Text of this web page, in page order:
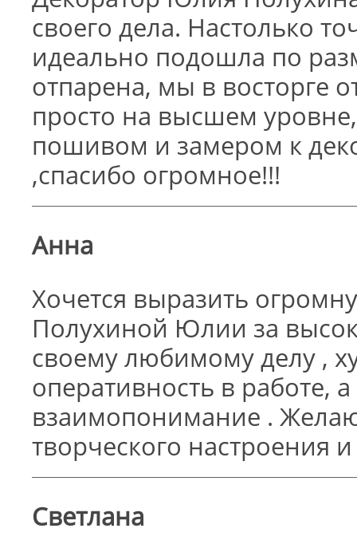
своего дела. Настолько
идеально подошла по
отпарена, мы в восторге
просто на высшем
пошивом и замером к
,спасибо огромное!!!
Анна
Хочется выразить
Полухиной Юлии за
своему любимому делу ,
оперативность в работе,
взаимопонимание .
творческого настроения
Светлана